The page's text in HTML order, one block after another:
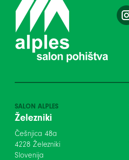
SALON ALPLES
Železniki
Češnjica 48a
4228 Železniki
Slovenija